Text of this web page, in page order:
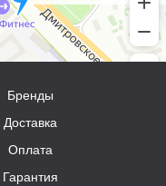
Бренды
Доставка
Оплата
Гарантия